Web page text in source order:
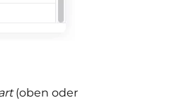
(oben oder